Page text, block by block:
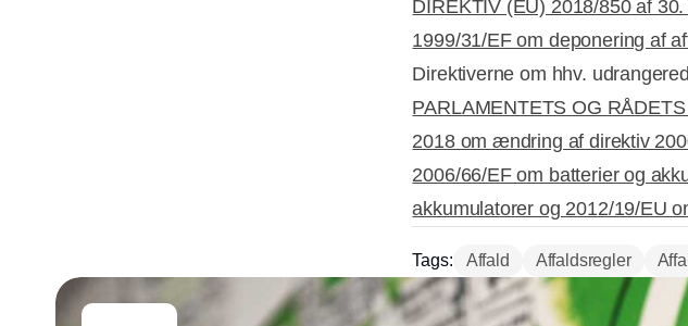
DIREKTIV (EU) 2018/850 af
1999/31/EF om deponering af
Direktiverne om hhv.
PARLAMENTETS OG
2018 om ændring af direktiv
2006/66/EF om batterier og
akkumulatorer og 2012/19/EU
Tags: Affald Affaldsregler